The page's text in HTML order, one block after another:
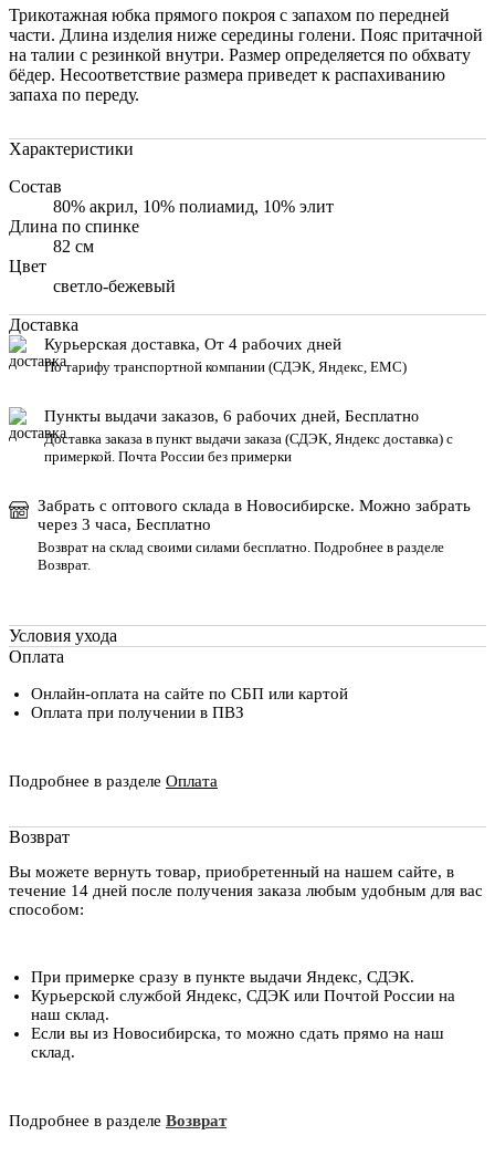
Трикотажная юбка прямого покроя с запахом по передней
части. Длина изделия ниже середины голени. Пояс притачной
на талии с резинкой внутри. Размер определяется по обхвату
бёдер. Несоответствие размера приведет к распахиванию
запаха по переду.
Характеристики
Состав
80% акрил, 10% полиамид, 10% элит
Длина по спинке
82 см
Цвет
светло-бежевый
Доставка
Курьерская доставка, От 4 рабочих дней
По тарифу транспортной компании (СДЭК, Яндекс, ЕМС)
Пункты выдачи заказов, 6 рабочих дней, Бесплатно
Доставка заказа в пункт выдачи заказа (СДЭК, Яндекс доставка) с
примеркой. Почта России без примерки
Забрать с оптового склада в Новосибирске. Можно забрать
через 3 часа, Бесплатно
Возврат на склад своими силами бесплатно. Подробнее в разделе
Возврат.
Условия ухода
Оплата
Онлайн-оплата на сайте по СБП или картой
Оплата при получении в ПВЗ
Подробнее в разделе Оплата
Возврат
Вы можете вернуть товар, приобретенный на нашем сайте, в
течение 14 дней после получения заказа любым удобным для вас
способом:
При примерке сразу в пункте выдачи Яндекс, СДЭК.
Курьерской службой Яндекс, СДЭК или Почтой России на
наш склад.
Если вы из Новосибирска, то можно сдать прямо на наш
склад.
Подробнее в разделе Возврат